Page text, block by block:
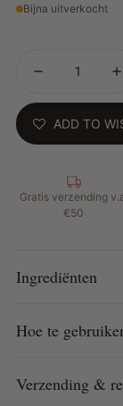
Belangrijkste
Verbetert
Hydrateert
Bevat een
Geschikt
98% van de
soepel te
Care-
Bijna uitverkocht
ADD TO
Gratis verzending
€50
Ingrediënten
Hoe te
Verzending &